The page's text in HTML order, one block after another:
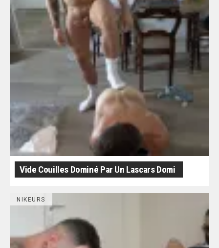
Vide Couilles Dominé Par Un Lascars Domi
NIKEURS